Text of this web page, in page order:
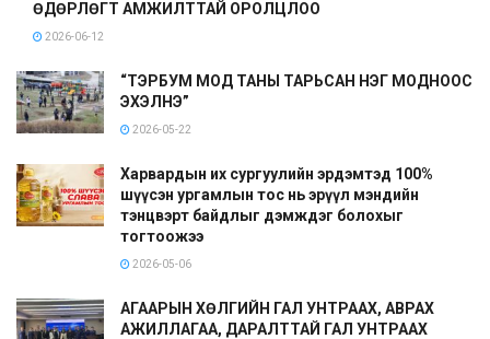
ӨДӨРЛӨГТ АМЖИЛТТАЙ ОРОЛЦЛОО
2026-06-12
“ТЭРБУМ МОД ТАНЫ ТАРЬСАН НЭГ МОДНООС
ЭХЭЛНЭ”
2026-05-22
Харвардын их сургуулийн эрдэмтэд 100%
шүүсэн ургамлын тос нь эрүүл мэндийн
тэнцвэрт байдлыг дэмждэг болохыг
тогтоожээ
2026-05-06
АГААРЫН ХӨЛГИЙН ГАЛ УНТРААХ, АВРАХ
АЖИЛЛАГАА, ДАРАЛТТАЙ ГАЛ УНТРААХ